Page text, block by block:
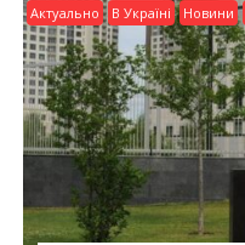
Актуально В Україні Новини